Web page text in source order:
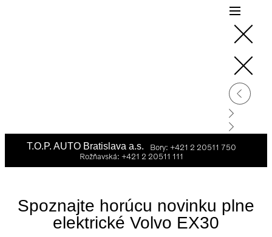
T.O.P. AUTO Bratislava a.s.
Bory: +421 2 20511 750
Rožňavská: +421 2 20511 111
Spoznajte horúcu novinku plne
elektrické Volvo EX30